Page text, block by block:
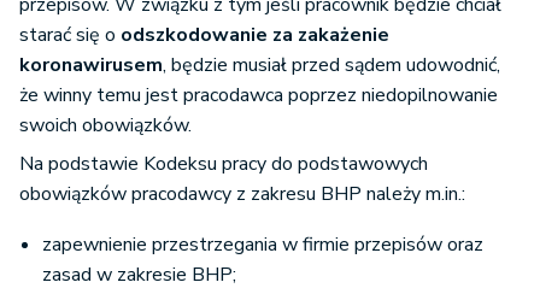
starać się o odszkodowanie za zakażenie
koronawirusem, będzie musiał przed sądem udowodnić,
że winny temu jest pracodawca poprzez niedopilnowanie
swoich obowiązków.
Na podstawie Kodeksu pracy do podstawowych
obowiązków pracodawcy z zakresu BHP należy m.in.:
zapewnienie przestrzegania w firmie przepisów oraz
zasad w zakresie BHP;